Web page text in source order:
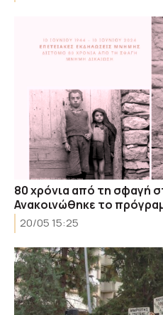
80 χρόνια από τη σφαγή
Ανακοινώθηκε το
20/05 15:25